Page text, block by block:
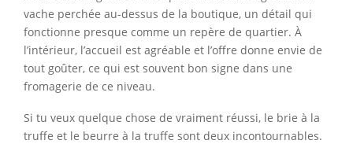
vache perchée au-dessus de la boutique, un détail qui
fonctionne presque comme un repère de quartier. À
l’intérieur, l’accueil est agréable et l’offre donne envie de
tout goûter, ce qui est souvent bon signe dans une
fromagerie de ce niveau.
Si tu veux quelque chose de vraiment réussi, le brie à la
truffe et le beurre à la truffe sont deux incontournables.